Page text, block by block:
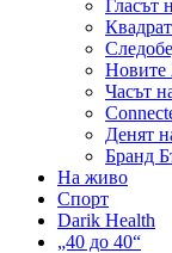
Гласът
Новите
Часът
Денят
Бранд
На живо
Спорт
Darik Health
„40 до 40“